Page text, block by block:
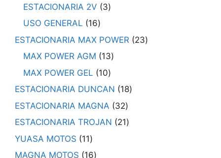
ESTACIONARIA 2V
3
USO GENERAL
16
ESTACIONARIA MAX POWER
23
MAX POWER AGM
13
MAX POWER GEL
10
ESTACIONARIA DUNCAN
18
ESTACIONARIA MAGNA
32
ESTACIONARIA TROJAN
21
YUASA MOTOS
11
MAGNA MOTOS
16